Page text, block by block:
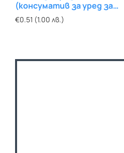
(консуматив за уред за
връзване на растения) 30м
€0.51 (1.00 лв.)